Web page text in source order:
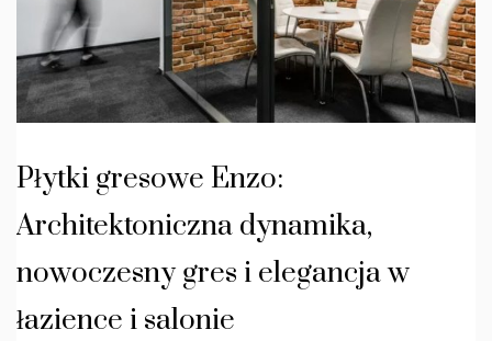
Płytki gresowe Enzo:
Architektoniczna dynamika,
nowoczesny gres i elegancja w
łazience i salonie